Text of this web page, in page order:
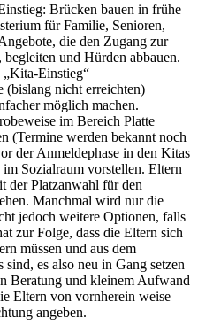
Brücken bauen in frühe
für Familie, Senioren,
die den Zugang zur
und Hürden abbauen.
Einstieg“
(bislang nicht erreichten)
möglich machen.
im Bereich Platte
(Termine werden bekannt noch
der Anmeldephase in den Kitas
Sozialraum vorstellen. Eltern
der Platzanwahl für den
Manchmal wird nur die
jedoch weitere Optionen, falls
zur Folge, dass die Eltern sich
müssen und aus dem
es also neu in Gang setzen
Beratung und kleinem Aufwand
Eltern von vornherein weise
angeben.